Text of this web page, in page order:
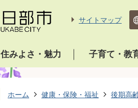
サイトマップ
住みよさ・魅力 子育て・教
ホーム 健康・保険・福祉 後期高